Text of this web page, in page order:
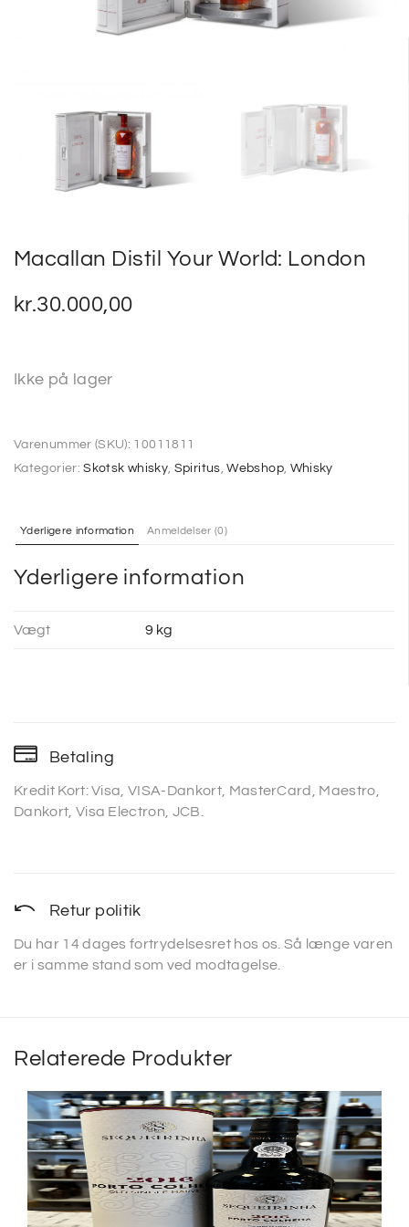
Macallan Distil Your World: London
kr.30.000,00
Ikke på lager
Varenummer (SKU): 10011811
Kategorier:Skotsk whisky, Spiritus,Webshop, Whisky
Yderligere information Anmeldelser (0)
Yderligere information
Vægt 9 kg
Betaling
Kredit Kort: Visa, VISA-Dankort, MasterCard, Maestro,
Dankort, Visa Electron, JCB.
Retur politik
Du har 14 dages fortrydelsesret hos os. Så længe varen
er i samme stand som ved modtagelse.
Relaterede Produkter